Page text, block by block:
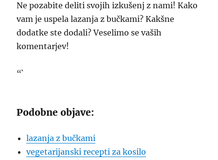
Ne pozabite deliti svojih izkušenj z nami! Kako
vam je uspela lazanja z bučkami? Kakšne
dodatke ste dodali? Veselimo se vaših
komentarjev!
“`
Podobne objave:
lazanja z bučkami
vegetarijanski recepti za kosilo